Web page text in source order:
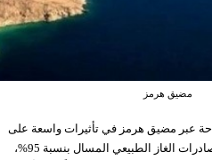
مضيق هرمز
عبر مضيق هرمز في تأثيرات واسعة على
التجارة العالمية، مع تراجع صادرات الغاز الطبيعي المسال بنسبة 95%،